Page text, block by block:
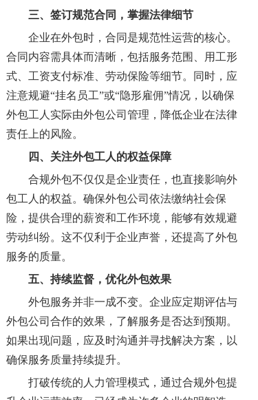
三、签订规范合同，掌握法律细节
企业在外包时，合同是规范性运营的核心。
合同内容需具体而清晰，包括服务范围、用工形
式、工资支付标准、劳动保险等细节。同时，应
注意规避“挂名员工”或“隐形雇佣”情况，以确保
外包工人实际由外包公司管理，降低企业在法律
责任上的风险。
四、关注外包工人的权益保障
合规外包不仅仅是企业责任，也直接影响外
包工人的权益。确保外包公司依法缴纳社会保
险，提供合理的薪资和工作环境，能够有效规避
劳动纠纷。这不仅利于企业声誉，还提高了外包
服务的质量。
五、持续监督，优化外包效果
外包服务并非一成不变。企业应定期评估与
外包公司合作的效果，了解服务是否达到预期。
如果出现问题，应及时沟通并寻找解决方案，以
确保服务质量持续提升。
打破传统的人力管理模式，通过合规外包提